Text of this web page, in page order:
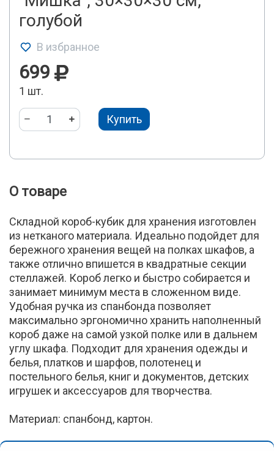
голубой
В избранное
699
1 шт.
Купить
О товаре
Складной короб-кубик для хранения изготовлен
из нетканого материала. Идеально подойдет для
бережного хранения вещей на полках шкафов, а
также отлично впишется в квадратные секции
стеллажей. Короб легко и быстро собирается и
занимает минимум места в сложенном виде.
Удобная ручка из спанбонда позволяет
максимально эргономично хранить наполненный
короб даже на самой узкой полке или в дальнем
углу шкафа. Подходит для хранения одежды и
белья, платков и шарфов, полотенец и
постельного белья, книг и документов, детских
игрушек и аксессуаров для творчества.
Материал: спанбонд, картон.